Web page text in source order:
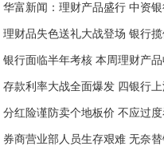
华富新闻：理财产品盛行 中资
理财品失色送礼大战登场 银行
银行面临半年考核 本周理财产
存款利率大战全面爆发 四银行
分红险谨防卖个地板价 不应过
券商营业部人员生存艰难 无奈替